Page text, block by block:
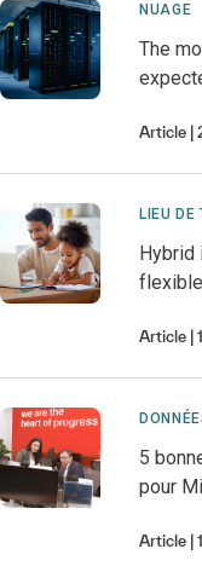
NUAGE
The
Article
LIEU
Hybrid
Article
5
pour
Article